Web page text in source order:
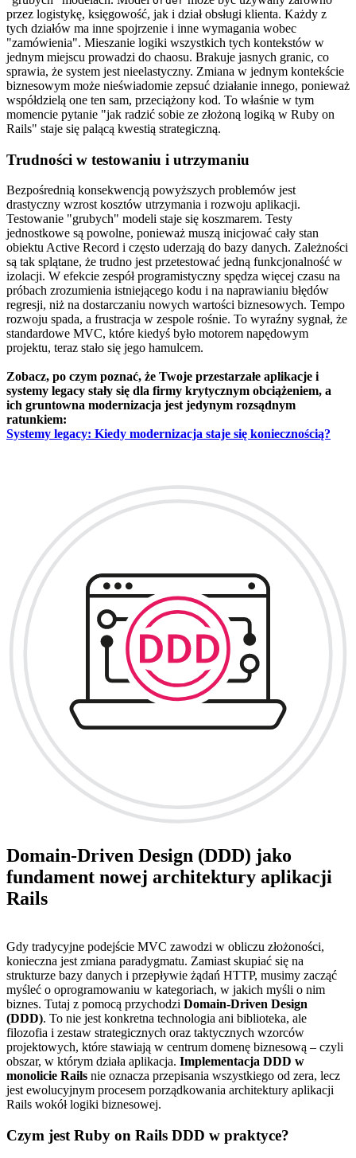
przez logistykę, księgowość, jak i dział obsługi klienta. Każdy z
tych działów ma inne spojrzenie i inne wymagania wobec
"zamówienia". Mieszanie logiki wszystkich tych kontekstów w
jednym miejscu prowadzi do chaosu. Brakuje jasnych granic, co
sprawia, że system jest nieelastyczny. Zmiana w jednym kontekście
biznesowym może nieświadomie zepsuć działanie innego, ponieważ
współdzielą one ten sam, przeciążony kod. To właśnie w tym
momencie pytanie "jak radzić sobie ze złożoną logiką w Ruby on
Rails" staje się palącą kwestią strategiczną.
Trudności w testowaniu i utrzymaniu
Bezpośrednią konsekwencją powyższych problemów jest
drastyczny wzrost kosztów utrzymania i rozwoju aplikacji.
Testowanie "grubych" modeli staje się koszmarem. Testy
jednostkowe są powolne, ponieważ muszą inicjować cały stan
obiektu Active Record i często uderzają do bazy danych. Zależności
są tak splątane, że trudno jest przetestować jedną funkcjonalność w
izolacji. W efekcie zespół programistyczny spędza więcej czasu na
próbach zrozumienia istniejącego kodu i na naprawianiu błędów
regresji, niż na dostarczaniu nowych wartości biznesowych. Tempo
rozwoju spada, a frustracja w zespole rośnie. To wyraźny sygnał, że
standardowe MVC, które kiedyś było motorem napędowym
projektu, teraz stało się jego hamulcem.
Zobacz, po czym poznać, że Twoje przestarzałe aplikacje i
systemy legacy stały się dla firmy krytycznym obciążeniem, a
ich gruntowna modernizacja jest jedynym rozsądnym
ratunkiem:
Systemy legacy: Kiedy modernizacja staje się koniecznością?
Domain-Driven Design (DDD) jako
fundament nowej architektury aplikacji
Rails
Gdy tradycyjne podejście MVC zawodzi w obliczu złożoności,
konieczna jest zmiana paradygmatu. Zamiast skupiać się na
strukturze bazy danych i przepływie żądań HTTP, musimy zacząć
myśleć o oprogramowaniu w kategoriach, w jakich myśli o nim
biznes. Tutaj z pomocą przychodzi Domain-Driven Design
(DDD). To nie jest konkretna technologia ani biblioteka, ale
filozofia i zestaw strategicznych oraz taktycznych wzorców
projektowych, które stawiają w centrum domenę biznesową – czyli
obszar, w którym działa aplikacja. Implementacja DDD w
monolicie Rails nie oznacza przepisania wszystkiego od zera, lecz
jest ewolucyjnym procesem porządkowania architektury aplikacji
Rails wokół logiki biznesowej.
Czym jest Ruby on Rails DDD w praktyce?